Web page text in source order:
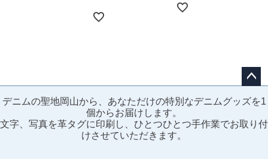
ジト
ップ
へ
デニムの聖地岡山から、あなただけの特別なデニムグッズを1
個からお届けします。
文字、写真を革タグに印刷し、ひとつひとつ手作業でお取り付
けさせていただきます。